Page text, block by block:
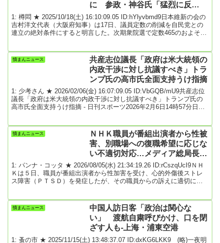
に 参政・神谷氏「猛烈に反
対」 保守・島田氏「ふざけた話
だ」 ★6
1: 樽悶 ★ 2025/10/18(土) 16:10:09.05 ID:hYlyvbmd9日本維新の会の
吉村洋文代表（大阪府知事）は17日、議員定数の削減を自民党との
連立の絶対条件にすると明言した。次期衆院選で定数465のおよそ1
院選の比例代表は全国を11ブロックに分け、人口比に近づくよう
「アダムズ方式」という計算手法で各ブロックの定数を決めてい
る。（以下ソース）2025年...
憤まんニュース
共産志位議長「政府は米大統領の
内政干渉に対し抗議すべき」トラ
ンプ氏の高市氏全面支持うけ指摘
1: 少考さん ★ 2026/02/06(金) 16:07:09.05 ID:VbGQB/mU9共産志位
議長「政府は米大統領の内政干渉に対し抗議すべき」トランプ氏の
高市氏全面支持うけ指摘 - 日刊スポーツ2026年2月6日14時57分日本
明をしたことをうけ、「日本政府は内政干渉に対し抗議すべき」な
どと主張した。トランプ氏は5日（日本時間6日）、自身のSNSに
憤まんニュース
ＮＨＫ職員が番組出演者から性被
害、別職場への復職希望に応じな
い不適切対応…メディア総局長が
陳謝🙇‍♂
1: パンナ・コッタ ★ 2026/08/05(水) 21:34:19.26 ID:rCszqUcI9ＮＨ
Ｋは５日、職員が番組出演者から性加害を受け、心的外傷後ストレ
ス障害（ＰＴＳＤ）を発症したが、その職員からの訴えに適切に応
長は、組織の機能不全などについて陳謝した。続き読売新聞引用元:
2: 名無しどんぶらこ 2026/08/05(水) 21:35:01.70 ID:M5hS...
憤まんニュース
中国人訪日客「政治は関心な
い」 渡航自粛呼びかけ、口を閉
ざす人も-上海・浦東空港
1: 蚤の市 ★ 2025/11/15(土) 13:48:37.07 ID:dxKG6LKK9 (略)一夜明